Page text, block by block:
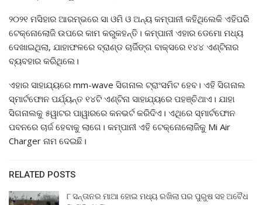
୨୦୨୧ ମସିହାର ଆରମ୍ଭରେ ସା ଓମି ଓ ଅନ୍ୟ କମ୍ପାନୀ କହିଥିଲେକି ଏହିପରି
ଟେକ୍ନୋଲୋଜି ଉପରେ କାମ କରୁକହନ୍ତି। କମ୍ପାନୀ ଏହାର ଡେମୋ ମଧ୍ୟ
ଦେଖାଇଥିଲା, ଯାହାଫଳରେ ବ୍ରାଣ୍ଡ ଚାର୍ଜିଙ୍ଗ ବାକ୍ସରେ ୧୪୪ ଏଣ୍ଟିନାର
ବ୍ୟବହାର କରିଥିଲେ।
ଏହାର ସାହାଯ୍ୟରେ mm-wave ସିଗନାଲ ଟ୍ରାଂସମିଟ ହେବ। ଏହି ସିଗନାଲ
ସ୍ମାର୍ଟଫୋନ ପର୍ଯ୍ୟନ୍ତ ୧୪ଟି ଏଣ୍ଟିନା ସାହାଯ୍ୟରେ ପହଞ୍ଚିଥାଏ। ଯାହା
ସିଗନାଲକୁ ୫ୱାଟର ପାୱାରରେ କନଭର୍ଟ କରିଦିଏ। ଏଥିରେ ସ୍ମାର୍ଟଫୋନ
ପବନରେ ଚାର୍ଜ ହେବାକୁ ଲାଗେ। କମ୍ପାନୀ ଏହି ଟେକ୍ନୋଲୋଜିକୁ Mi Air
Charger ନାମ ଦେଇଛି।
RELATED POSTS
୮ ସନ୍ତାନର ମାଆ ହୋଇ ମଧ୍ୟ ରଖିଲା ପର ପୁରୁଷ ସହ ଅବୈଧ